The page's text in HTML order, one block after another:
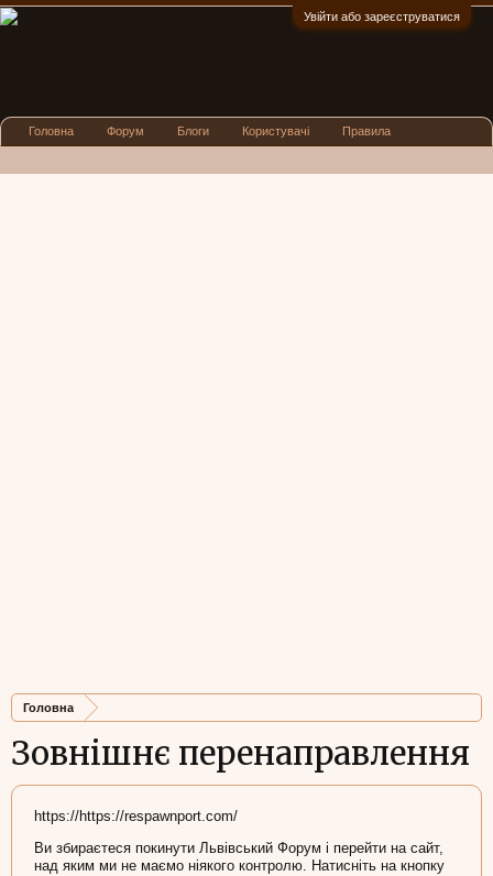
Увійти або зареєструватися
Головна
Зовнішнє перенаправлення
https://https://respawnport.com/
Ви збираєтеся покинути Львівський Форум і перейти на сайт,
над яким ми не маємо ніякого контролю. Натисніть на кнопку
Головна Форум Блоги Користувачі Правила